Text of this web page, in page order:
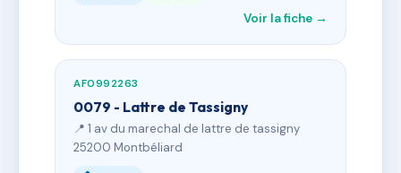
Voir la fiche →
AF0992263
0079 - Lattre de Tassigny
📍 1 av du marechal de lattre de tassigny
25200 Montbéliard